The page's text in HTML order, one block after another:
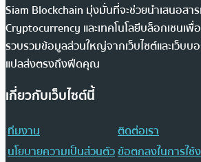
Siam Blockchain มุ่งมั่นที่จะช่วยนำเสนอสา
Cryptocurrency และเทคโนโลยีบล็อกเชนเพื่
รวบรวมข้อมูลส่วนใหญ่จากเว็บไซต์และเว็บบ
แปลส่งตรงถึงฟีดคุณ
เกี่ยวกับเว็บไซต์นี้
ทีมงาน
ติดต่อเรา
นโยบายความเป็นส่วนตัวข้อตกลงในการใช้